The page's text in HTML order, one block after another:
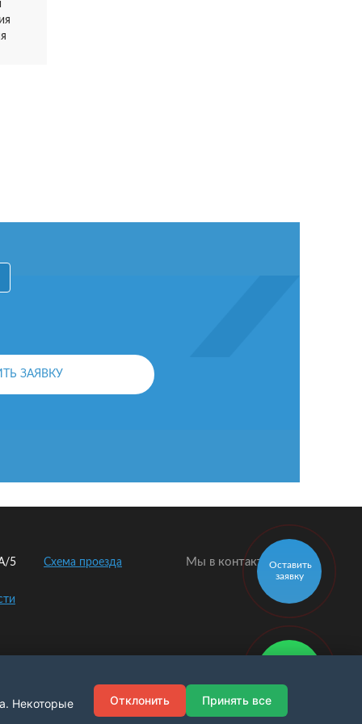
Оставить
заявку
ОСТАВИТЬ ЗАЯВКУ
5 Схема проезда Мы в контакте:
Некоторые
Отклонить Принять все